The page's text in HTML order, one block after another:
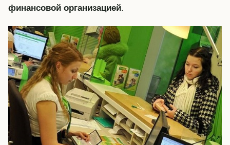
финансовой организацией.